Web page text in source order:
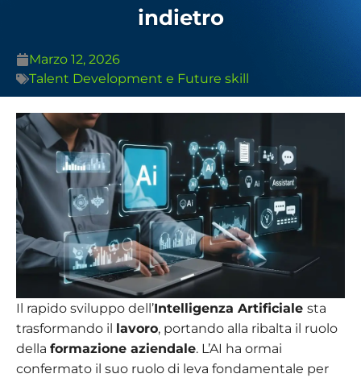
indietro
Marzo 12, 2026
Talent Development e Future skill
Il rapido sviluppo dell’Intelligenza Artificiale sta
trasformando il lavoro, portando alla ribalta il ruolo
della formazione aziendale. L’AI ha ormai
confermato il suo ruolo di leva fondamentale per